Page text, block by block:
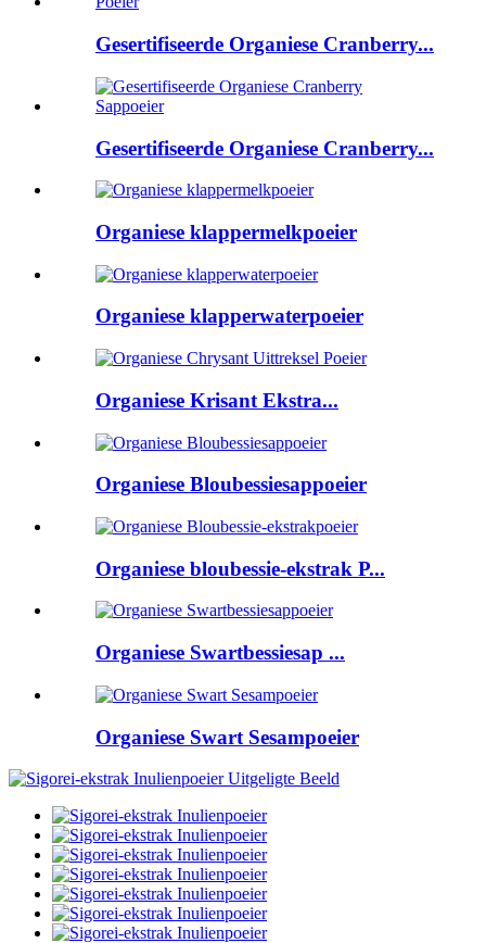
Gesertifiseerde Organiese Cranberry...
Gesertifiseerde Organiese Cranberry...
Organiese klappermelkpoeier
Organiese klapperwaterpoeier
Organiese Krisant Ekstra...
Organiese Bloubessiesappoeier
Organiese bloubessie-ekstrak P...
Organiese Swartbessiesap ...
Organiese Swart Sesampoeier